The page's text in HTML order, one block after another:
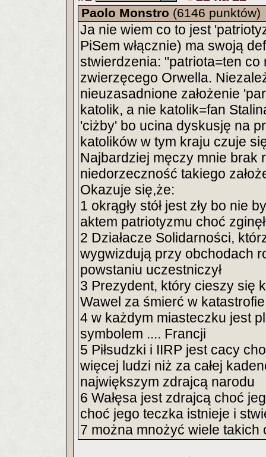
Paolo Monstro (6146 punktów)
Ja nie wiem co to jest
PiSem włącznie) ma swoją
stwierdzenia: "patriota=ten
zwierzęcego Orwella.
nieuzasadnione założenie
katolik, a nie katolik=fan
'ciżby' bo ucina dyskusję na
katolików w tym kraju czuje
Najbardziej męczy mnie brak
niedorzeczność takiego
Okazuje się,że:
1 okrągły stół jest zły bo nie
aktem patriotyzmu choć
2 Działacze Solidarności,
wygwizdują przy obchodach
powstaniu uczestniczył
3 Prezydent, który cieszy się
Wawel za śmierć w
4 w każdym miasteczku jest
symbolem .... Francji
5 Piłsudzki i IIRP jest cacy
więcej ludzi niż za całej
największym zdrajcą narodu
6 Wałęsa jest zdrajcą choć
choć jego teczka istnieje i
7 można mnożyć wiele takich